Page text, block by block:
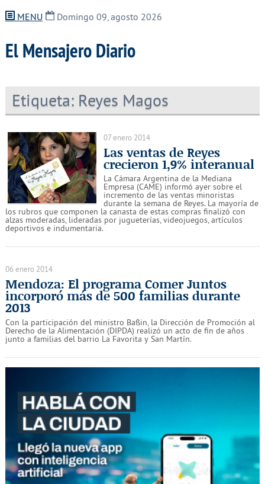
MENU Domingo 09, agosto 2026
El Mensajero Diario
Etiqueta: Reyes Magos
07 enero 2014
Las ventas de Reyes
crecieron 1,9% interanual
La Cámara Argentina de la Mediana
Empresa (CAME) informó ayer sobre el
incremento de las ventas minoristas
durante la semana de Reyes. La mayoría de
los rubros que componen la canasta de estas compras finalizó con
alzas moderadas, lideradas por jugueterías, videojuegos, artículos
deportivos e indumentaria.
06 enero 2014
Mendoza: El programa Comer Juntos
incorporó más de 500 familias durante
2013
Con la participación del ministro Bassin, la Dirección de Promoción al
Derecho de la Alimentación (DIPDA) realizó un acto de fin de años
junto a familias del barrio La Favorita y San Martín.